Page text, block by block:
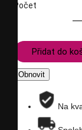
Počet
Přidat do
Na